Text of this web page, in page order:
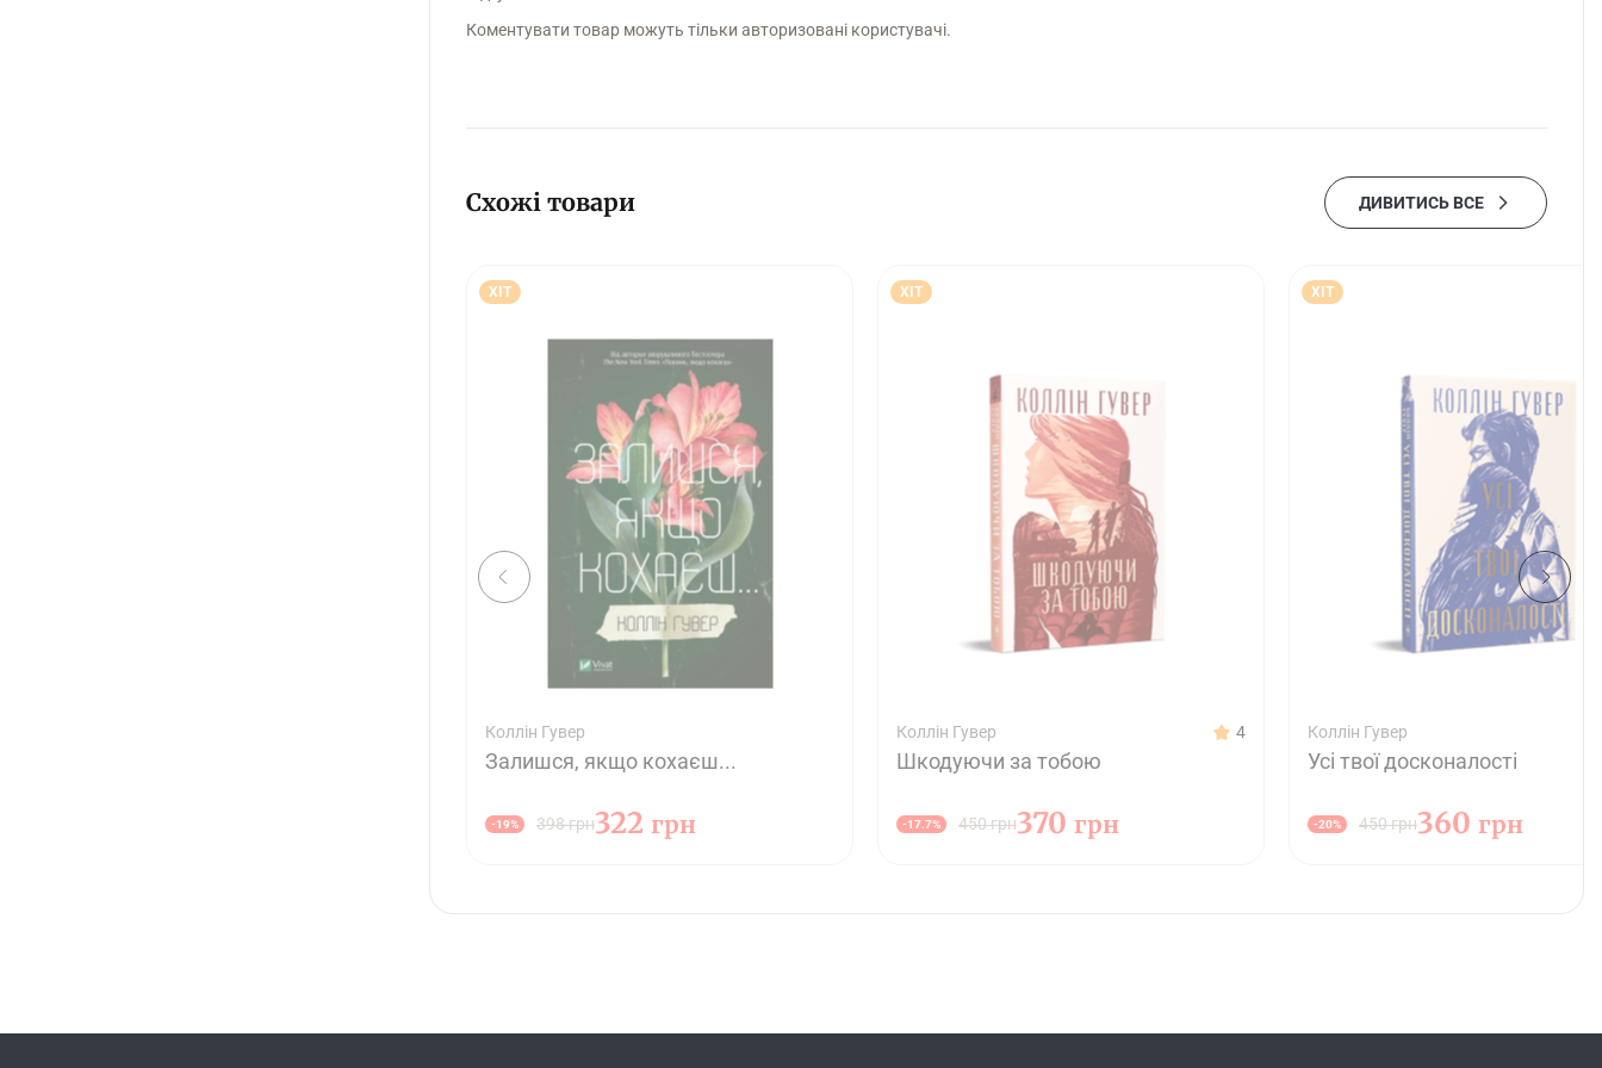
Коментувати товар можуть тільки авторизовані користувачі.
Схожі товари ДИВИТИСЬ ВСЕ
ХІТ
Коллін Гувер
Залишся, якщо кохаєш...
398 грн
-19% 322 грн
ХІТ
Коллін Гувер 4
Шкодуючи за тобою
450 грн
-17.7% 370 грн
ХІТ
Коллін Гувер
Усі твої досконалості
450 грн
-20% 360 грн